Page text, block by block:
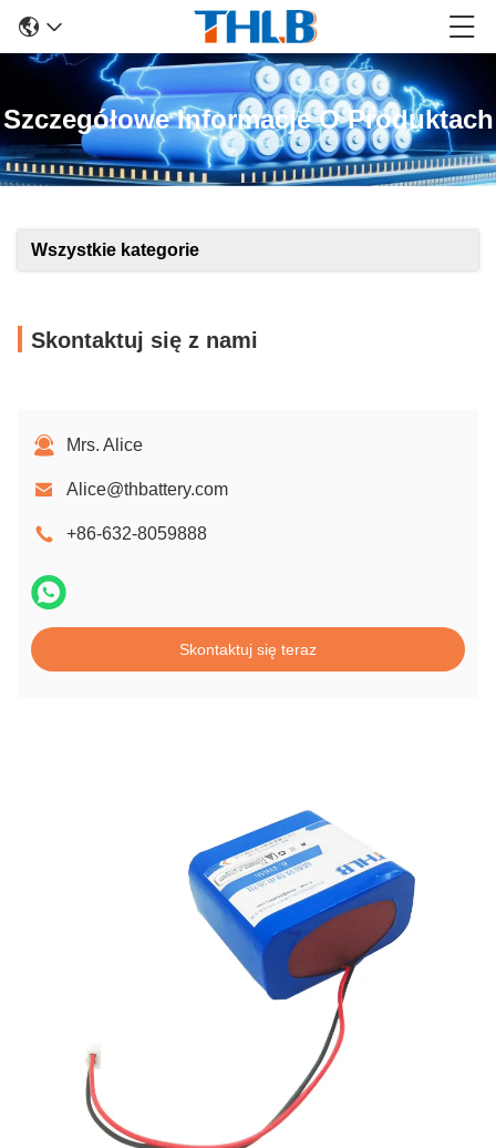
Szczegółowe Informacje O Produktach
Wszystkie kategorie
Skontaktuj się z nami
Mrs. Alice
Alice@thbattery.com
+86-632-8059888
Skontaktuj się teraz